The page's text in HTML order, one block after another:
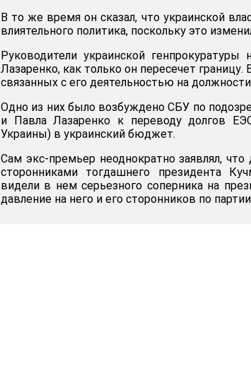
В то же время он сказал, что украинской
влиятельного политика, поскольку это
Руководители украинской генпрокуратуры
Лазаренко, как только он пересечет
связанных с его деятельностью на
Одно из них было возбуждено СБУ по
и Павла Лазаренко к переводу долгов
Украины) в украинский бюджет.
Сам экс-премьер неоднократно заявлял,
сторонниками тогдашнего президента
видели в нем серьезного соперника на
давление на него и его сторонников по